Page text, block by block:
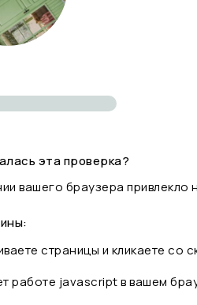
эта проверка?
вашего браузера привлекло
страницы и кликаете
работе javascript в вашем